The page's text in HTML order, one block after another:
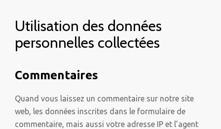
Utilisation des données
personnelles collectées
Commentaires
Quand vous laissez un commentaire sur notre site
web, les données inscrites dans le formulaire de
commentaire, mais aussi votre adresse IP et l’agent